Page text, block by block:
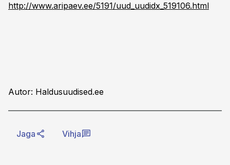
http://www.aripaev.ee/5191/uud_uudidx_519106.html
Autor: Haldusuudised.ee
Jaga Vihja